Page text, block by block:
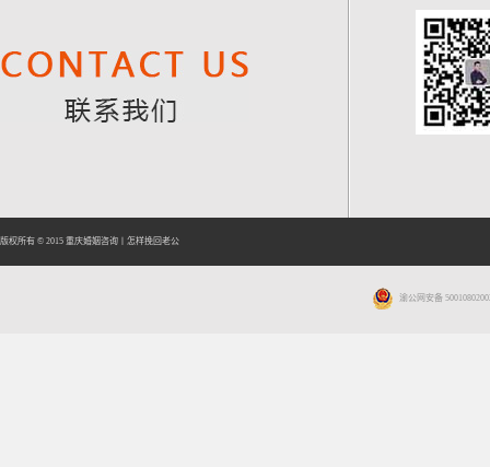
版权所有 © 2015 重庆婚姻咨询 怎样挽回老公
渝公网安备